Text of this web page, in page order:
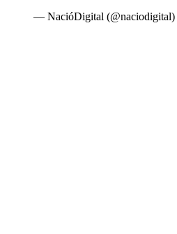
— NacióDigital (@naciodigital)